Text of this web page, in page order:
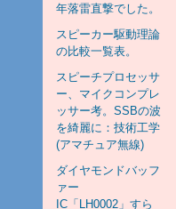
年落雷直撃でした。
スピーカー駆動理論
の比較一覧表。
スピーチプロセッサ
ー、マイクコンプレ
ッサー考。SSBの波
を綺麗に：技術工学
(アマチュア無線)
ダイヤモンドバッフ
ァー
IC「LH0002」すら